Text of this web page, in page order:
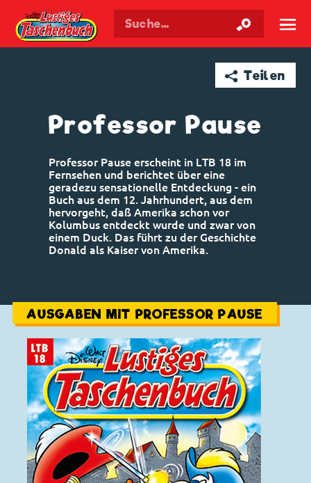
Walt Disneys Taschenbuch ☰
➦ Teilen
Professor Pause
Professor Pause erscheint in LTB 18 im
Fernsehen und berichtet über eine
geradezu sensationelle Entdeckung - ein
Buch aus dem 12. Jahrhundert, aus dem
hervorgeht, daß Amerika schon vor
Kolumbus entdeckt wurde und zwar von
einem Duck. Das führt zu der Geschichte
Donald als Kaiser von Amerika.
AUSGABEN MIT PROFESSOR PAUSE